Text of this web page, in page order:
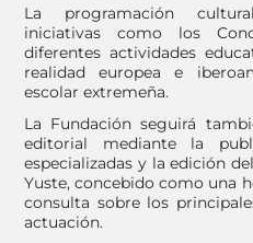
La programación
iniciativas como los
diferentes actividades
realidad europea e
escolar extremeña.
La Fundación seguirá
editorial mediante la
especializadas y la edición
Yuste, concebido como una
consulta sobre los
actuación.